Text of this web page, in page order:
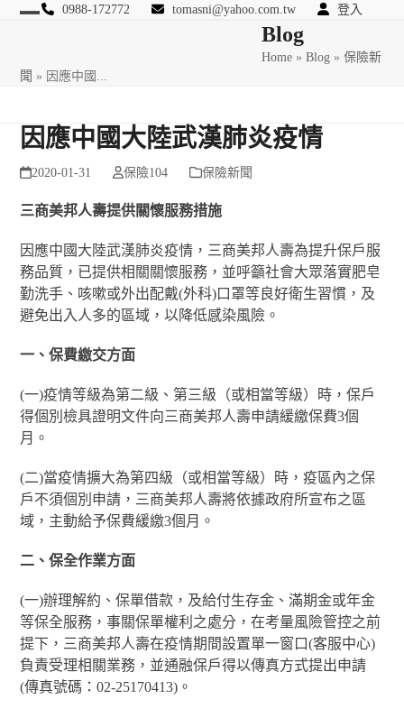
Skip
0988-172772 tomasni@yahoo.com.tw 登入
匯豐國際風險管理顧問Blog
Home »Blog »保險新
聞 » 因應中國...
因應中國大陸武漢肺炎疫情
2020-01-31 保險104 保險新聞
三商美邦人壽提供關懷服務措施
因應中國大陸武漢肺炎疫情，三商美邦人壽為提升保戶服
務品質，已提供相關關懷服務，並呼籲社會大眾落實肥皂
勤洗手、咳嗽或外出配戴(外科)口罩等良好衛生習慣，及
避免出入人多的區域，以降低感染風險。
一、保費繳交方面
(一)疫情等級為第二級、第三級（或相當等級）時，保戶
得個別檢具證明文件向三商美邦人壽申請緩繳保費3個
月。
(二)當疫情擴大為第四級（或相當等級）時，疫區內之保
戶不須個別申請，三商美邦人壽將依據政府所宣布之區
域，主動給予保費緩繳3個月。
二、保全作業方面
(一)辦理解約、保單借款，及給付生存金、滿期金或年金
等保全服務，事關保單權利之處分，在考量風險管控之前
提下，三商美邦人壽在疫情期間設置單一窗口(客服中心)
負責受理相關業務，並通融保戶得以傳真方式提出申請
(傳真號碼：02-25170413)。